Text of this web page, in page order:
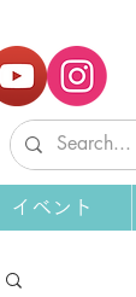
イベント